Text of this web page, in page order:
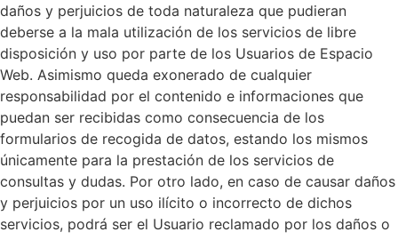
daños y perjuicios de toda naturaleza que pudieran
deberse a la mala utilización de los servicios de libre
disposición y uso por parte de los Usuarios de Espacio
Web. Asimismo queda exonerado de cualquier
responsabilidad por el contenido e informaciones que
puedan ser recibidas como consecuencia de los
formularios de recogida de datos, estando los mismos
únicamente para la prestación de los servicios de
consultas y dudas. Por otro lado, en caso de causar daños
y perjuicios por un uso ilícito o incorrecto de dichos
servicios, podrá ser el Usuario reclamado por los daños o